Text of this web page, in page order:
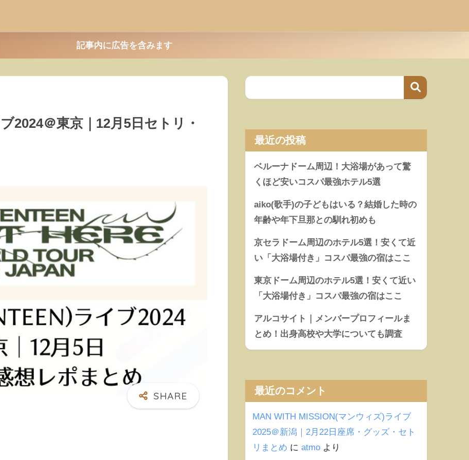
記事内に広告を含みます
2024＠東京｜12月5日セトリ・
最近の投稿
ベルーナドーム周辺！大浴場があって驚
くほど安いコスパ最強ホテル5選
aiko(歌手)の子どもはいる？結婚した時の
年齢や年下旦那との馴れ初めも
京セラドーム周辺のホテル5選！安くて近
い「大浴場付き」コスパ最強の宿はここ
東京ドーム周辺のホテル5選！安くて近い
「大浴場付き」コスパ最強の宿はここ
アルコサイト｜メンバープロフィールま
とめ！出身高校や大学についても調査
最近のコメント
MAN WITH MISSION(マンウィズ)ライブ
2025＠新潟｜2月22日座席・グッズ・セト
リまとめ に atmo より